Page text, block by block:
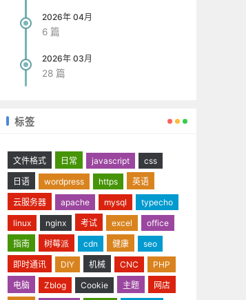
2026年 04月
6 篇
2026年 03月
28 篇
标签
文件格式 日常 javascript
css
日语
wordpress https
英语
云服务器
apache mysql
typecho
linux
nginx 考试 excel
office
指南
树莓派 cdn 健康
seo
即时通讯
DIY 机械 CNC
PHP
电脑
Zblog Cookie 主题
网店